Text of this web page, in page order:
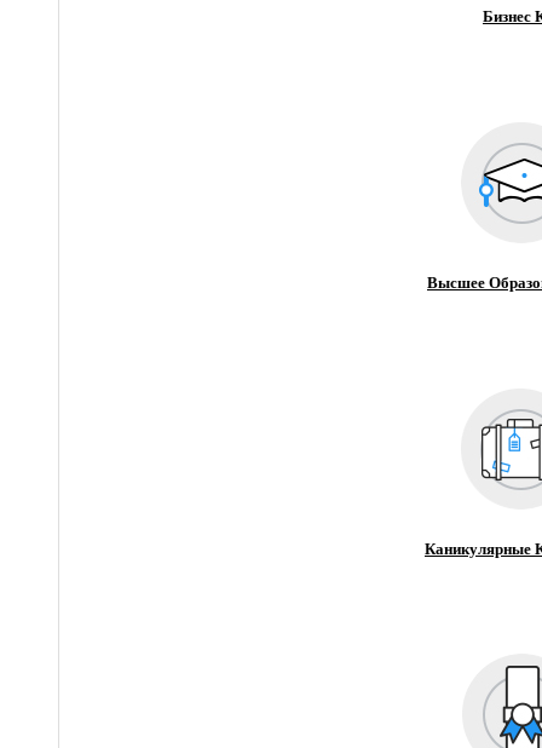
Бизнес
Высшее
Каникулярные